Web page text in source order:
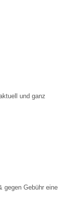
und ganz
gegen Gebühr eine